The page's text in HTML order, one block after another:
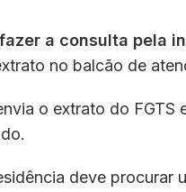
a consulta pela
no balcão de
o extrato do FGTS
deve procurar